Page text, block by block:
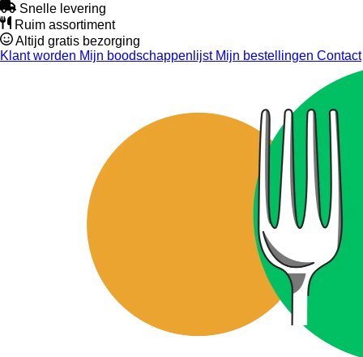
Snelle levering
Ruim assortiment
Altijd gratis bezorging
Klant worden Mijn boodschappenlijstMijn bestellingen Contact